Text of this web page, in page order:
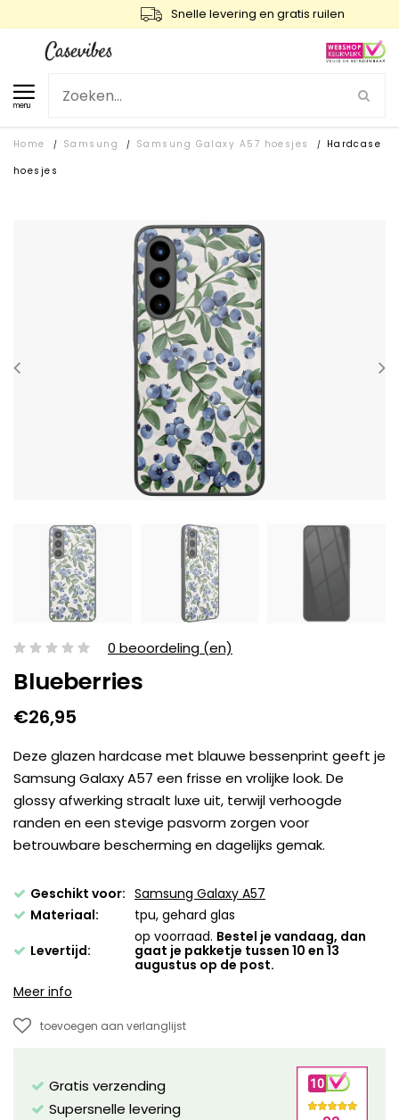
Snelle levering en gratis ruilen
menu
Home / Samsung / Samsung Galaxy A57 hoesjes /
Hardcase
hoesjes
0 beoordeling (en)
Blueberries
€26,95
Deze glazen hardcase met blauwe bessenprint geeft je
Samsung Galaxy A57 een frisse en vrolijke look. De
glossy afwerking straalt luxe uit, terwijl verhoogde
randen en een stevige pasvorm zorgen voor
betrouwbare bescherming en dagelijks gemak.
Geschikt voor: Samsung Galaxy A57
Materiaal:
tpu, gehard glas
Levertijd:
op voorraad. Bestel je vandaag, dan
gaat je pakketje tussen 10 en 13
augustus op de post.
Meer info
toevoegen aan verlanglijst
Gratis verzending
Supersnelle levering